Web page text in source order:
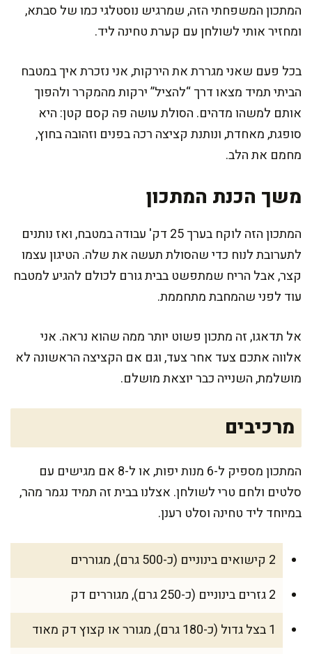
המתכון המשפחתי הזה, שמרגיש נוסטלגי כמו של סבתא,
ומחזיר אותי לשולחן עם קערת טחינה ליד.
בכל פעם שאני מגררת את הירקות, אני נזכרת איך במטבח
הביתי תמיד מצאו דרך “להציל” ירקות מהמקרר ולהפוך
אותם למשהו מדהים. הסולת עושה פה קסם קטן: היא
סופגת, מאחדת, ונותנת קציצה רכה בפנים וזהובה בחוץ,
מחמם את הלב.
משך הכנת המתכון
המתכון הזה לוקח בערך 25 דק' עבודה במטבח, ואז נותנים
לתערובת לנוח כדי שהסולת תעשה את שלה. הטיגון עצמו
קצר, אבל הריח שמתפשט בבית גורם לכולם להגיע למטבח
עוד לפני שהמחבת מתחממת.
אל תדאגו, זה מתכון פשוט יותר ממה שהוא נראה. אני
אלווה אתכם צעד אחר צעד, וגם אם הקציצה הראשונה לא
מושלמת, השנייה כבר יוצאת מושלם.
מרכיבים
המתכון מספיק ל-6 מנות יפות, או ל-8 אם מגישים עם
סלטים ולחם טרי לשולחן. אצלנו בבית זה תמיד נגמר מהר,
במיוחד ליד טחינה וסלט רענן.
2 קישואים בינוניים (כ-500 גרם), מגוררים
2 גזרים בינוניים (כ-250 גרם), מגוררים דק
1 בצל גדול (כ-180 גרם), מגורר או קצוץ דק מאוד